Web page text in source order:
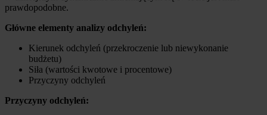
prawdopodobne.
Główne elementy analizy odchyleń:
Kierunek odchyleń (przekroczenie lub niewykonanie
budżetu)
Siła (wartości kwotowe i procentowe)
Przyczyny odchyleń
Przyczyny odchyleń: